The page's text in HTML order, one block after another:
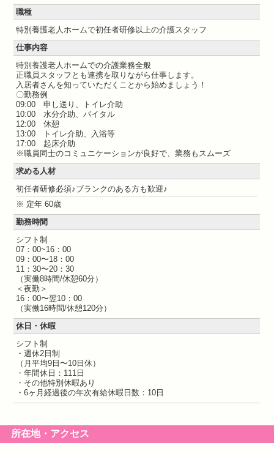
職種
特別養護老人ホームで初任者研修以上の介護スタッフ
仕事内容
特別養護老人ホームでの介護業務全般
正職員スタッフとも連携を取りながら仕事します。
入居者さんを知っていただくことから始めましょう！
〇勤務例
09:00 申し送り、トイレ介助
10:00 水分介助、バイタル
12:00 休憩
13:00 トイレ介助、入浴等
17:00 起床介助
※職員同士のコミュニケーションが良好で、業務もスムーズ
求める人材
初任者研修必須♪ブランクのある方も歓迎♪
※ 定年 60歳
勤務時間
シフト制
07：00~16：00
09：00〜18：00
11：30〜20：30
（実働8時間/休憩60分）
＜夜勤＞
16：00〜翌10：00
（実働16時間/休憩120分）
休日・休暇
シフト制
・週休2日制
（月平均9日〜10日休）
・年間休日：111日
・その他特別休暇あり
・6ヶ月経過後の年次有給休暇日数：10日
所在地・アクセス